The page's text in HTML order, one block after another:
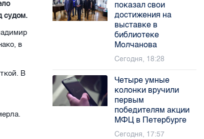
судом.
в
В
показал свои
достижения на
выставке в
библиотеке
Молчанова
Сегодня, 18:28
Четыре умные
колонки вручили
первым
победителям акции
МФЦ в Петербурге
Сегодня, 17:57